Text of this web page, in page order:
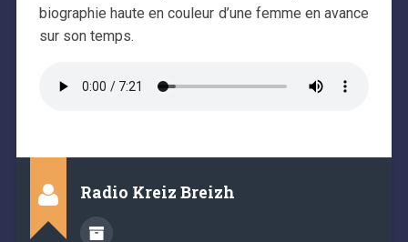
biographie haute en couleur d’une femme en avance
sur son temps.
Radio Kreiz Breizh